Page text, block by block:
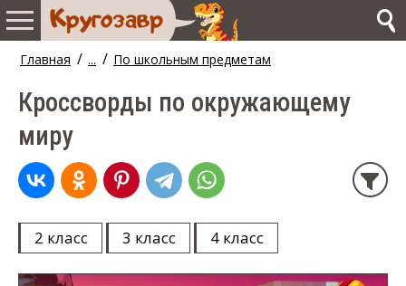
Главная / ... / По школьным предметам
Кроссворды по окружающему
миру
2 класс 3 класс 4 класс